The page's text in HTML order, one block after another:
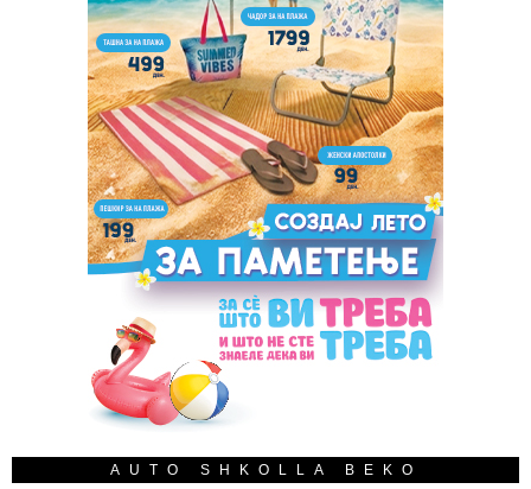
AUTO SHKOLLA BEKO